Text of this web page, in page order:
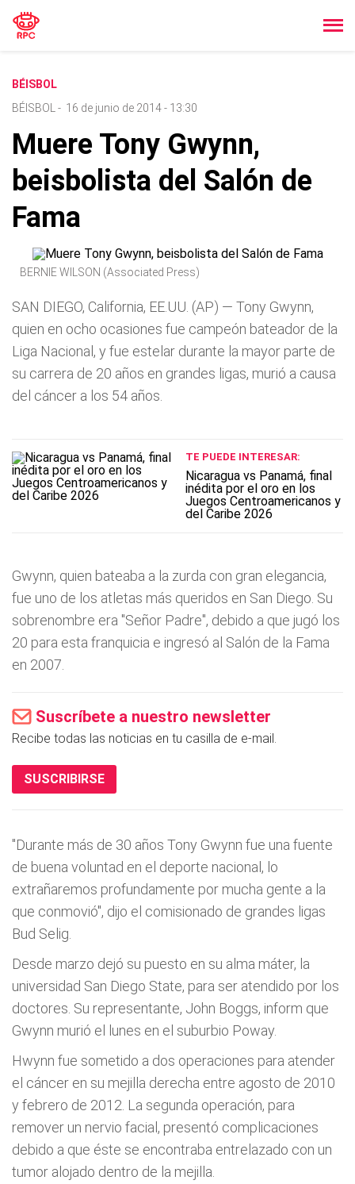
BÉISBOL
BÉISBOL
- 16 de junio de 2014 - 13:30
Muere Tony Gwynn,
beisbolista del Salón de
Fama
BERNIE WILSON (Associated Press)
SAN DIEGO, California, EE.UU. (AP) — Tony Gwynn,
quien en ocho ocasiones fue campeón bateador de la
Liga Nacional, y fue estelar durante la mayor parte de
su carrera de 20 años en grandes ligas, murió a causa
del cáncer a los 54 años.
TE PUEDE INTERESAR:
Nicaragua vs Panamá, final
inédita por el oro en los
Juegos Centroamericanos y
del Caribe 2026
Gwynn, quien bateaba a la zurda con gran elegancia,
fue uno de los atletas más queridos en San Diego. Su
sobrenombre era "Señor Padre", debido a que jugó los
20 para esta franquicia e ingresó al Salón de la Fama
en 2007.
Suscríbete a nuestro newsletter
Recibe todas las noticias en tu casilla de e-mail.
SUSCRIBIRSE
"Durante más de 30 años Tony Gwynn fue una fuente
de buena voluntad en el deporte nacional, lo
extrañaremos profundamente por mucha gente a la
que conmovió", dijo el comisionado de grandes ligas
Bud Selig.
Desde marzo dejó su puesto en su alma máter, la
universidad San Diego State, para ser atendido por los
doctores. Su representante, John Boggs, inform que
Gwynn murió el lunes en el suburbio Poway.
Hwynn fue sometido a dos operaciones para atender
el cáncer en su mejilla derecha entre agosto de 2010
y febrero de 2012. La segunda operación, para
remover un nervio facial, presentó complicaciones
debido a que éste se encontraba entrelazado con un
tumor alojado dentro de la mejilla.